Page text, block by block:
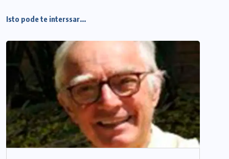
Isto pode te interssar...